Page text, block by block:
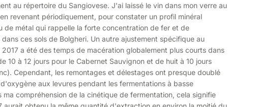
au répertoire du Sangiovese. J'ai laissé le vin dans mon verre au
revenant périodiquement, pour constater un profil minéral
de métal qui rappelle la forte concentration de fer et de
ces sols de Bolgheri. Un autre ajustement spécifique au
2017 a été des temps de macération globalement plus courts dans
10 à 12 jours pour le Cabernet Sauvignon et de huit à 10 jours
Cependant, les remontages et délestages ont presque doublé
aux levures pendant les fermentations à basse
compréhension de la cinétique de fermentation, cela signifie